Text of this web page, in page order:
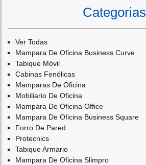
Categorias
Ver Todas
Mampara De Oficina Business Curve
Tabique Móvil
Cabinas Fenólicas
Mamparas De Oficina
Mobiliario De Oficina
Mampara De Oficina Office
Mampara De Oficina Business Square
Forro De Pared
Protecnics
Tabique Armario
Mampara De Oficina Slimpro